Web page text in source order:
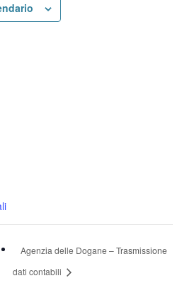
Agenzia delle Dogane – Trasmissione
dati contabili